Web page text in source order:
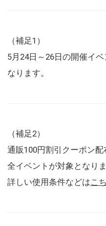
（補足1）
5月24日～26日の開催イ
なります。
（補足2）
通販100円割引クーポン
全イベントが対象となりま
詳しい使用条件などはこ